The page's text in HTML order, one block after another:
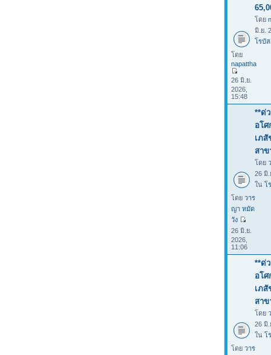
โดย
มิ.ย.
โรบั
โดย
napattha
26 มิ.ย.
2026,
15:48
**ด่
อโ
เภสั
สาข
โดย
26 มิ.
ใน โ
โดย วาร
ญา หมัด
วัง
26 มิ.ย.
2026,
11:06
**ด่
อโ
เภสั
สาข
โดย
26 มิ.
ใน โ
โดย วาร